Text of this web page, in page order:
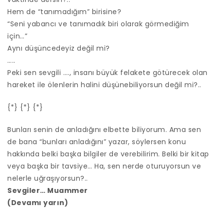
Hem de “tanımadığım” birisine?
“Seni yabancı ve tanımadık biri olarak görmediğim
için…”
Aynı düşüncedeyiz değil mi?
…..
Peki sen sevgili …., insanı büyük felakete götürecek olan
hareket ile ölenlerin halini düşünebiliyorsun değil mi?..
{*} {*} {*}
Bunları senin de anladığını elbette biliyorum. Ama sen
de bana “bunları anladığını” yazar, söylersen konu
hakkında belki başka bilgiler de verebilirim. Belki bir kitap
veya başka bir tavsiye… Ha, sen nerde oturuyorsun ve
nelerle uğraşıyorsun?..
Sevgiler… Muammer
(Devamı yarın)